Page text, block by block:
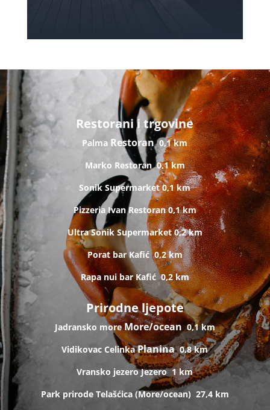
Restorani i trgovine
Palma Restoran0,1 km
Marko Restoran0,1 km
SonikSupermarket0,1 km
Pizzeria IvanRestoran0,1 km
Ultra Sonik Supermarket0,2 km
Porat barKafić0,2 km
Rapa nui barKafić0,2 km
Prirodne ljepote
Jadransko moreMore/ocean0,1 km
Vidikovac CelinkaPlanina0,8 km
Vransko jezeroJezero1 km
Park prirode Telašćica (More/ocean) 27,4 km